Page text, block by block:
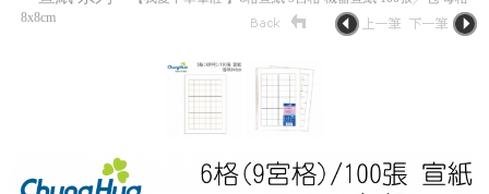
8x8cm